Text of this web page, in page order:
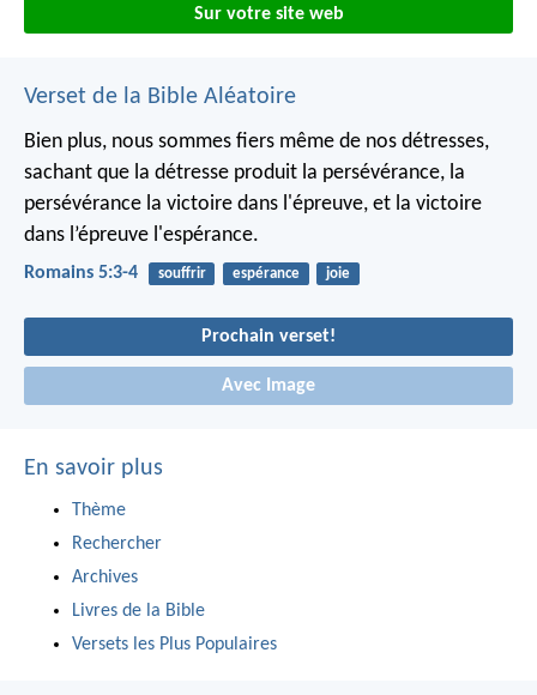
Sur votre site web
Verset de la Bible Aléatoire
Bien plus, nous sommes fiers même de nos détresses,
sachant que la détresse produit la persévérance, la
persévérance la victoire dans l'épreuve, et la victoire
dans l’épreuve l'espérance.
Romains 5:3-4 souffrir espérance joie
Prochain verset!
Avec Image
En savoir plus
Thème
Rechercher
Archives
Livres de la Bible
Versets les Plus Populaires